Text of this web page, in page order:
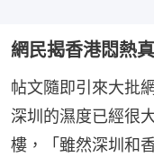
網民揭香港悶熱
帖文隨即引來大批
深圳的濕度已經很
樓，「雖然深圳和